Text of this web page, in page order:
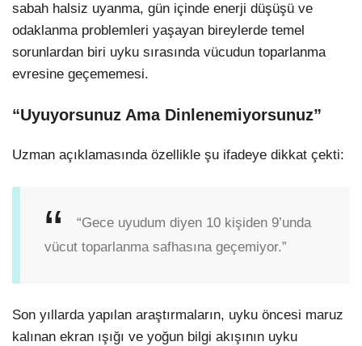
sabah halsiz uyanma, gün içinde enerji düşüşü ve
odaklanma problemleri yaşayan bireylerde temel
sorunlardan biri uyku sırasında vücudun toparlanma
evresine geçememesi.
“Uyuyorsunuz Ama Dinlenemiyorsunuz”
Uzman açıklamasında özellikle şu ifadeye dikkat çekti:
“Gece uyudum diyen 10 kişiden 9’unda
vücut toparlanma safhasına geçemiyor.”
Son yıllarda yapılan araştırmaların, uyku öncesi maruz
kalınan ekran ışığı ve yoğun bilgi akışının uyku